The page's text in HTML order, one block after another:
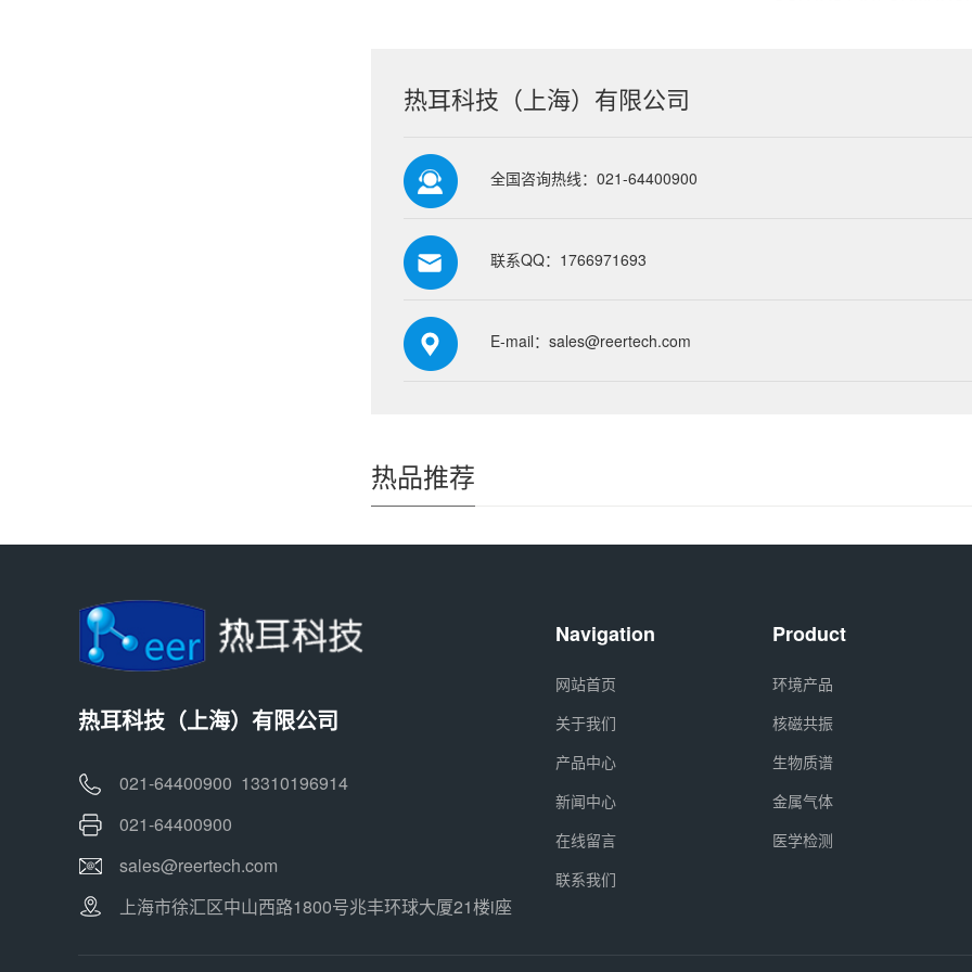
热耳科技（上海）有限公司
全国咨询热线：021-64400900
联系QQ：1766971693
E-mail：sales@reertech.com
热品推荐
热耳科技（上海）有限公司
021-64400900 13310196914
021-64400900
sales@reertech.com
上海市徐汇区中山西路1800号兆丰环球大厦21楼i座
Navigation
网站首页
关于我们
产品中心
新闻中心
在线留言
联系我们
Product
环境产品
核磁共振
生物质谱
金属气体
医学检测